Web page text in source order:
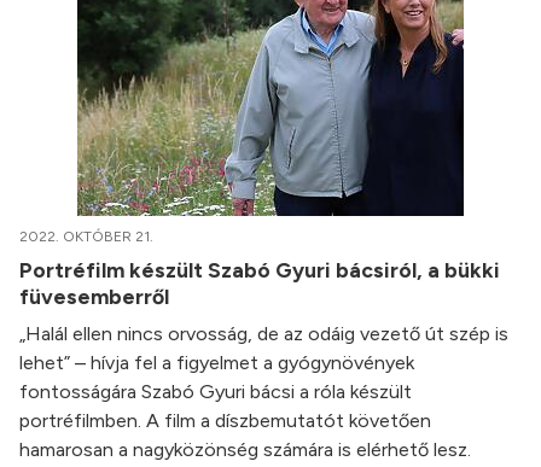
2022. OKTÓBER 21.
Portréfilm készült Szabó Gyuri bácsiról, a bükki
füvesemberről
„Halál ellen nincs orvosság, de az odáig vezető út szép is
lehet” – hívja fel a figyelmet a gyógynövények
fontosságára Szabó Gyuri bácsi a róla készült
portréfilmben. A film a díszbemutatót követően
hamarosan a nagyközönség számára is elérhető lesz.